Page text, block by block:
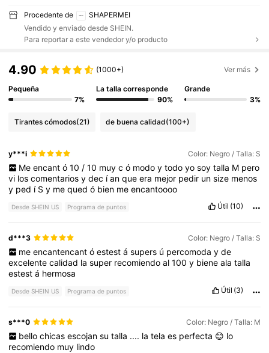
Procedente de
SHAPERMEI
Vendido y enviado desde SHEIN.
Para reportar a este vendedor y/o producto
4.90 (1000+) Ver más
Pequeña
7%
La talla corresponde
90%
Grande
3%
Tirantes cómodos(21) de buena calidad(100+)
y***i Color: Negro / Talla: S
Me encant ó 10 / 10 muy c ó modo y todo yo soy talla M pero
vi loscomentariosydec íanqueera mejor pedir unsize menos
y ped í Sy mequedó bien meencantoooo
Desde SHEIN US Programa de puntos Útil (10)
d***3 Color: Negro / Talla: S
me encantencant ó estest á supers ú percomoda y de
excelentecalidad lasuper recomiendoal100y bienealatalla
estestá hermosa
Desde SHEIN US Programa de puntos Útil (3)
s***0 Color: Negro / Talla: M
bello chicas escojan su talla .... la tela es perfecta 😊 lo
recomiendo muy lindo